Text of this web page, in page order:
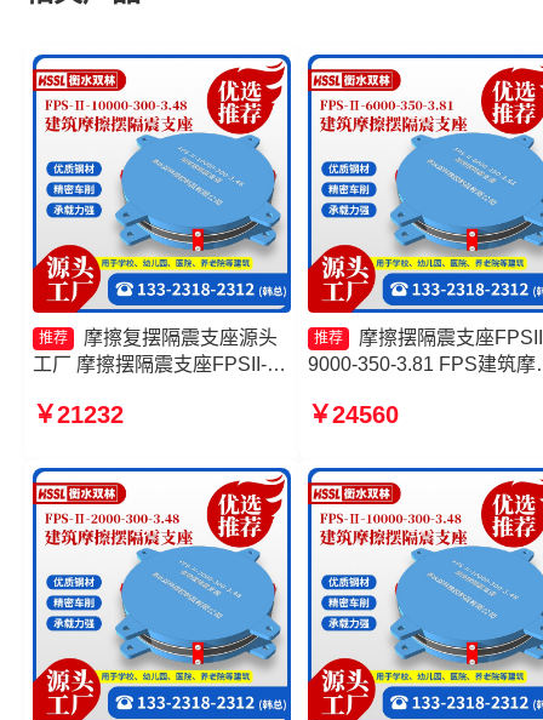
推荐
摩擦复摆隔震支座源头
工厂 摩擦摆隔震支座FPSII-
隔震球形支座生产厂家 摩擦摆
3.81生产厂家
￥21232
推荐
摩擦摆隔震支座
9000-350-3.81 FPS建筑摩
座FPSII-4000-300-3.48源
座厂家
￥24560